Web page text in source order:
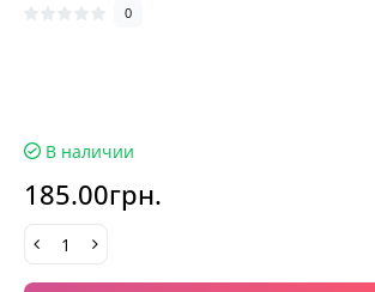
0
В наличии
185.00грн.